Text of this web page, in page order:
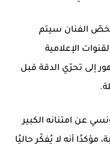
تخصّ الفنان سيتم
الإعلامية
إلى تحرّي الدقة قبل
عن امتنانه الكبير
أنه لا يُفكّر حاليًا